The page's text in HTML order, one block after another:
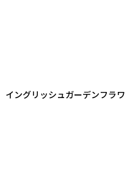
ングリッシュガーデンフラワ